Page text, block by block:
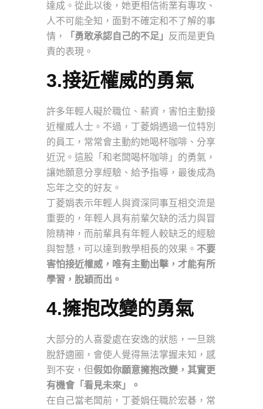
達成。從此以後，她更相信術業有專攻、
人不可能全知，面對不確定和不了解的事
情，
「勇敢承認自己的不足」 反而是更負
責的表現。
3.接近權威的勇氣
許多年輕人礙於職位、薪資，害怕主動接
近權威人士。不過，丁菱娟遇過一位特別
的員工，常常會主動約她喝杯咖啡、分享
近況。這股「和老闆喝杯咖啡」的勇氣，
讓她願意分享經驗、給予指導，最後成為
忘年之交的好友。
丁菱娟表示年輕人與資深同事互相交流是
重要的，年輕人具有前輩欠缺的活力與冒
險精神，而前輩具有年輕人較缺乏的經驗
與智慧，可以達到教學相長的效果。 不要
害怕接近權威，唯有主動出擊，才能有所
學習，脫穎而出。
4.擁抱改變的勇氣
大部分的人喜愛處在安逸的狀態，一旦跳
脫舒適圈，會使人覺得無法掌握未知，感
到不安，但假如你願意擁抱改變，其實更
有機會「看見未來」。
在自己當老闆前，丁菱娟任職於宏碁，常